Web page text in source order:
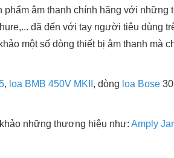
phẩm âm thanh chính hãng với những
đã đến với tay người tiêu dùng
một số dòng thiết bị âm thanh mà
, loa BMB 450V MKII , dòng loa Bose
những thương hiệu như: Amply